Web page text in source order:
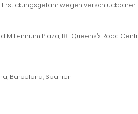
Erstickungsgefahr wegen verschluckbarer
Millennium Plaza, 181 Queens’s Road
Barcelona, Spanien